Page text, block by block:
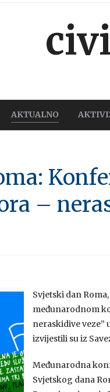
AKTUALNO
–
Svjetski dan
međunarodnom
neraskidive veze”
izvijestili su iz
Međunarodna
Svjetskog dana